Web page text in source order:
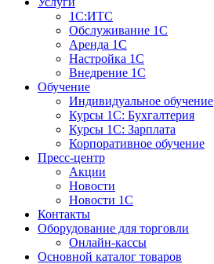
1С:ИТС
Обслуживание 1С
Аренда 1С
Настройка 1С
Внедрение 1С
Обучение
Индивидуальное обучение
Курсы 1С: Бухгалтерия
Курсы 1С: Зарплата
Корпоративное обучение
Пресс-центр
Акции
Новости
Новости 1С
Контакты
Оборудование для торговли
Онлайн-кассы
Основной каталог товаров